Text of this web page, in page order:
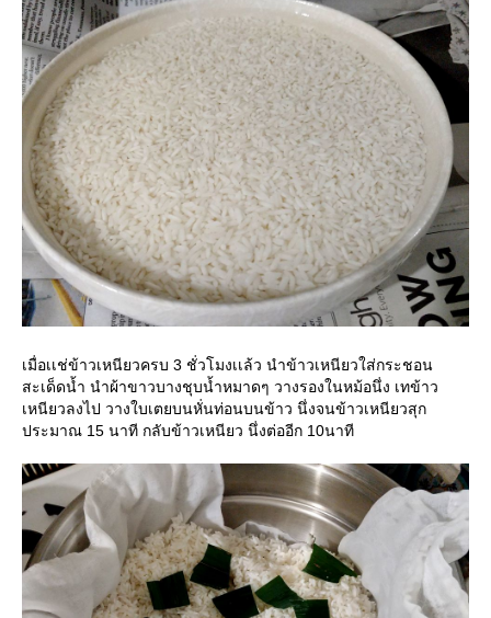
เมื่อเเช่ข้าวเหนียวครบ 3 ชั่วโมงเเล้ว นำข้าวเหนียวใส่กระชอน
สะเด็ดน้ำ นำผ้าขาวบางชุบน้ำหมาดๆ วางรองในหม้อนึ่ง เทข้าว
เหนียวลงไป วางใบเตยบนหั่นท่อนบนข้าว นึ่งจนข้าวเหนียวสุก
ประมาณ 15 นาที กลับข้าวเหนียว นึ่งต่ออีก 10นาที